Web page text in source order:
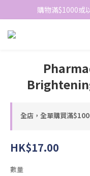
網站免費登記會
購物滿$1000或
網站免費登記會
全店，全單購買滿
HK$17.00
數量